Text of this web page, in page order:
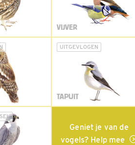
VIJVER
UITGEVLOGEN
TAPUIT
Geniet je van de
vogels? Help mee